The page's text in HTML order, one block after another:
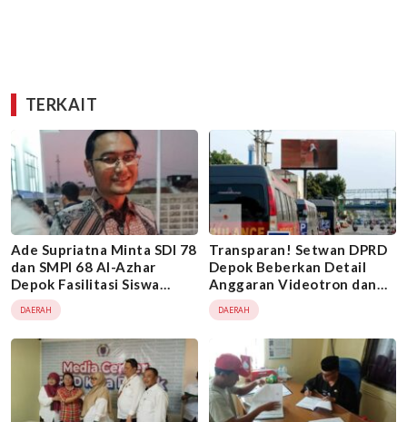
TERKAIT
Ade Supriatna Minta SDI 78
dan SMPI 68 Al-Azhar
Depok Fasilitasi Siswa
Kurang Mampu
DAERAH
Transparan! Setwan DPRD
Depok Beberkan Detail
Anggaran Videotron dan
Pamdal 2026
DAERAH